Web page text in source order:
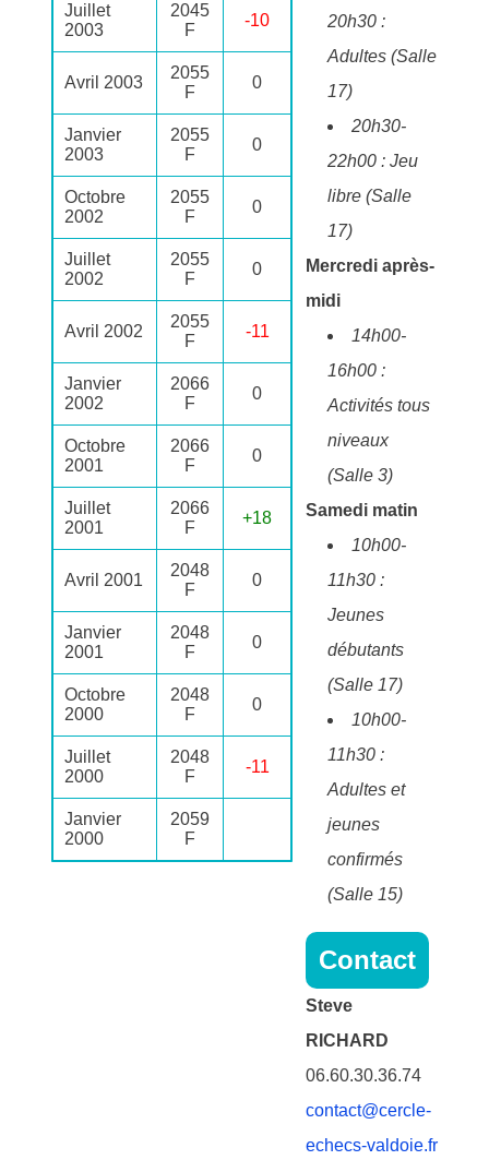
Juillet
2003
2045
F
-10
Avril 2003
2055
F
0
Janvier
2003
2055
F
0
Octobre
2002
2055
F
0
Juillet
2002
2055
F
0
Avril 2002
2055
F
-11
Janvier
2002
2066
F
0
Octobre
2001
2066
F
0
Juillet
2001
2066
F
+18
Avril 2001
2048
F
0
Janvier
2001
2048
F
0
Octobre
2000
2048
F
0
Juillet
2000
2048
F
-11
Janvier
2000
2059
F
20h30 :
Adultes (Salle
17)
20h30-
22h00 : Jeu
libre (Salle
17)
Mercredi après-
midi
14h00-
16h00 :
Activités tous
niveaux
(Salle 3)
Samedi matin
10h00-
11h30 :
Jeunes
débutants
(Salle 17)
10h00-
11h30 :
Adultes et
jeunes
confirmés
(Salle 15)
Contact
Steve
RICHARD
06.60.30.36.74
contact@cercle-
echecs-valdoie.fr